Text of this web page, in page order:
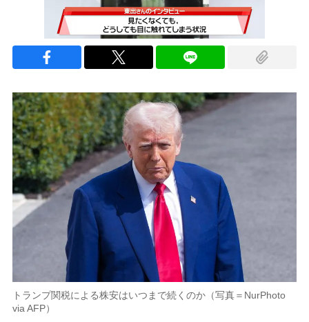
トランプ関税による株安はいつまで続くのか（写真＝NurPhoto
via AFP）